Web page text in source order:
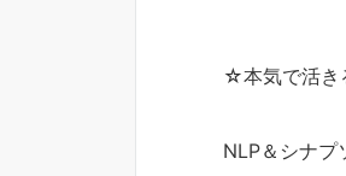
☆本気で活き
NLP＆シナプ